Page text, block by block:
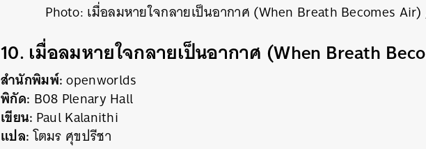
Photo: เมื่อลมหายใจกลายเป็นอากาศ (When Breath Becomes
10. เมื่อลมหายใจกลายเป็นอากาศ (When Breath
สำนักพิมพ์:openworlds
พิกัด: B08 Plenary Hall
เขียน: Paul Kalanithi
แปล:โตมร ศุขปรีชา